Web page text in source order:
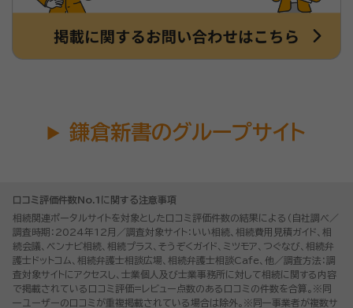
鎌倉新書のグループサイト
口コミ評価件数No.1に関する注意事項
相続関連ポータルサイトを対象とした口コミ評価件数の結果による（自社調べ／
調査時期：2024年12月／調査対象サイト：いい相続、相続費用見積ガイド、相
続会議、ベンナビ相続、相続プラス、そうぞくガイド、ミツモア、つぐなび、相続弁
護士ドットコム、相続弁護士相談広場、相続弁護士相談Cafe、他／調査方法：調
査対象サイトにアクセスし、士業個人及び士業事務所に対して相続に関する内容
で掲載されている口コミ評価=レビュー点数のある口コミの件数を合算。※同
一ユーザーの口コミが重複掲載されている場合は除外。※同一事業者が複数サ